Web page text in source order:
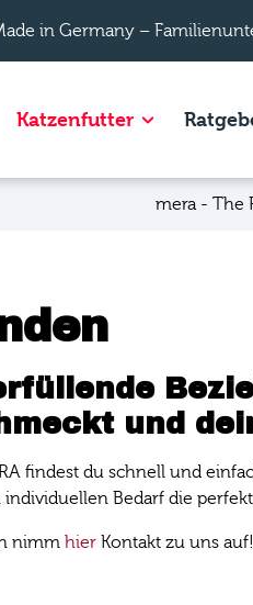
in Germany –
subpages of Hundefutter
KatzenfutterShow
mera - The
und
findest du schnell und
Bedarf die
nimm hier Kontakt zu uns auf!